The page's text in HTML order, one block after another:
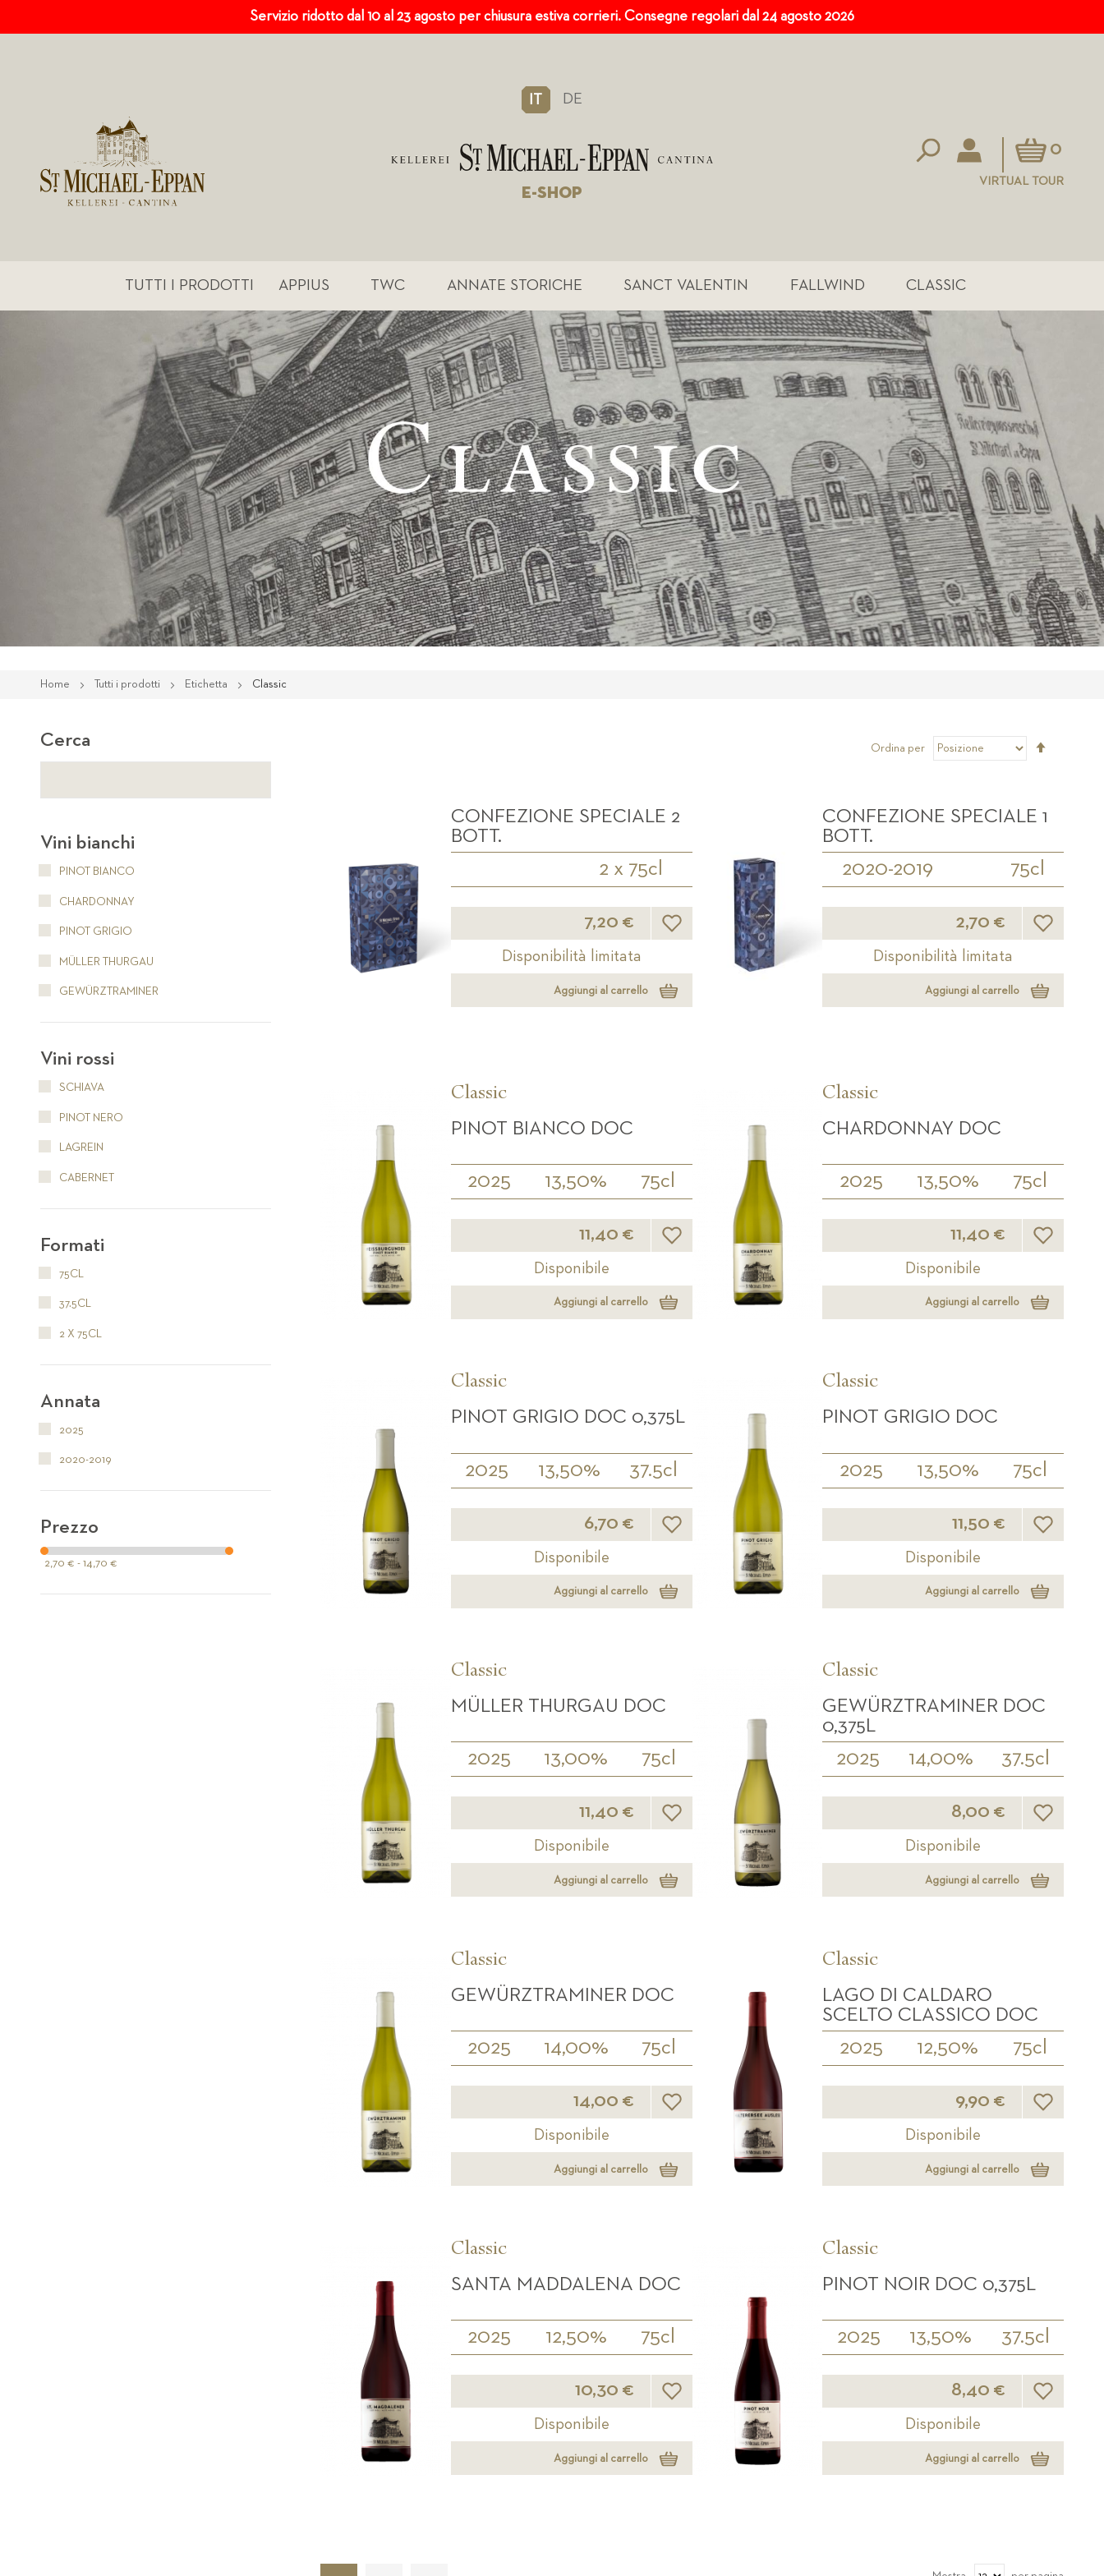
Servizio ridotto dal 10 al 23 agosto per chiusura estiva corrieri. Consegne regolari dal 24 agosto 2026
IT DE
E-SHOP
Carrello0
VIRTUAL TOUR
TUTTI I PRODOTTI APPIUS TWC ANNATE STORICHE SANCT VALENTIN FALLWIND CLASSIC
Home Tutti i prodotti Etichetta Classic
Ordina per
CONFEZIONE SPECIALE 2
BOTT.
2 x 75cl
7,20 € Lista desideri
Disponibilità limitata
Aggiungi al carrello
CONFEZIONE SPECIALE 1
BOTT.
2020-2019 75cl
2,70 € Lista
Disponibilità limitata
Aggiungi al carrello
Classic
PINOT BIANCO DOC
2025 13,50% 75cl
11,40 € Lista desideri
Disponibile
Aggiungi al carrello
Classic
CHARDONNAY DOC
2025 13,50% 75cl
11,40 € Lista
Disponibile
Aggiungi al carrello
Classic
PINOT GRIGIO DOC 0,375L
2025 13,50% 37.5cl
6,70 € Lista desideri
Disponibile
Aggiungi al carrello
Classic
PINOT GRIGIO DOC
2025 13,50% 75cl
11,50 €
Disponibile
Aggiungi al carrello
Classic
MÜLLER THURGAU DOC
2025 13,00% 75cl
11,40 € Lista desideri
Disponibile
Aggiungi al carrello
Classic
GEWÜRZTRAMINER DOC
0,375L
2025 14,00% 37.5cl
8,00 € Lista
Disponibile
Aggiungi al carrello
Classic
GEWÜRZTRAMINER DOC
2025 14,00% 75cl
14,00 € Lista desideri
Disponibile
Aggiungi al carrello
Classic
LAGO DI CALDARO
SCELTO CLASSICO DOC
2025 12,50% 75cl
9,90 € Lista
Disponibile
Aggiungi al carrello
Classic
SANTA MADDALENA DOC
2025 12,50% 75cl
10,30 € Lista desideri
Disponibile
Aggiungi al carrello
Classic
PINOT NOIR DOC 0,375L
2025 13,50% 37.5cl
8,40 € Lista
Disponibile
Aggiungi al carrello
Cerca
Vini bianchi
PINOT BIANCO
CHARDONNAY
PINOT GRIGIO
MÜLLER THURGAU
GEWÜRZTRAMINER
Vini rossi
SCHIAVA
PINOT NERO
LAGREIN
CABERNET
Formati
75CL
37.5CL
2 X 75CL
Annata
2025
2020-2019
Prezzo
2,70 € - 14,70 €